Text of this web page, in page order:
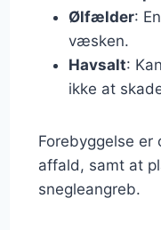
Ølfælder:
væsken.
Havsalt:
ikke at
Forebyggelse
affald, samt at
snegleangreb.